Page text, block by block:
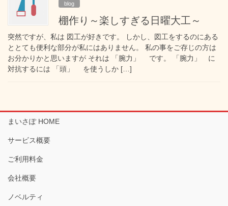
blog
棚作り～楽しすぎる日曜大工～
突然ですが、私は 図工が好きです。 しかし、図工をするのにある
ととても便利な部分が私にはありません。 私の事をご存じの方は
お分かりかと思いますが それは 「腕力」 です。 「腕力」 に
対抗するには 「頭」 を使うしか […]
まいさぽ HOME
サービス概要
ご利用料金
会社概要
ノベルティ